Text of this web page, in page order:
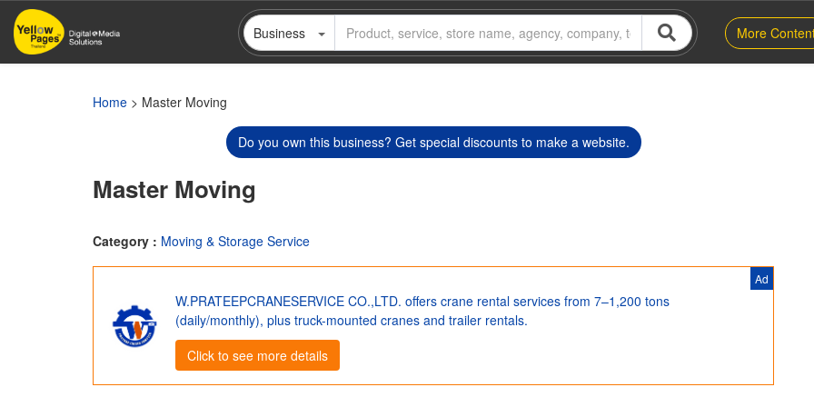
Skip
main
Business More
Home > Master Moving
Do you own this business? Get special discounts to make a website.
Master Moving
Category : Moving & Storage Service
Ad
W.PRATEEPCRANESERVICE CO.,LTD. offers crane rental services from 7–1,200 tons
(daily/monthly), plus truck-mounted cranes and trailer rentals.
Click to see more details